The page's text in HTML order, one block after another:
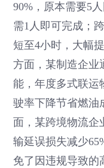
90%，原本需要5
需1人即可完成；
短至4小时，大幅
方面，某制造企业
能，年度多式联运
驶率下降节省燃油
面，某跨境物流企
输延误损失减少
免了因违规导致的